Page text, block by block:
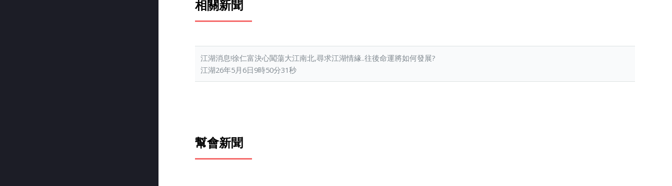
相關新聞
江湖消息!徐仁富決心闖蕩大江南北,尋求江湖情緣..往後命運將如何發展?
江湖26年5月6日9時50分31秒
幫會新聞